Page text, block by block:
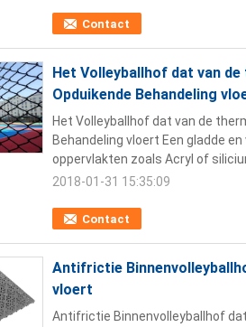
Contact
Het Volleyballhof dat van
Opduikende Behandeling
Contact
Het Volleyballhof dat van de
Behandeling vloert Een gladde
oppervlakten zoals Acryl of
2018-01-31 15:35:09
Antifrictie
vloert
Antifrictie Binnenvolleyballhof